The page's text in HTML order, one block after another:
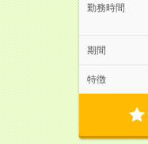
勤務時間
期間
特徴